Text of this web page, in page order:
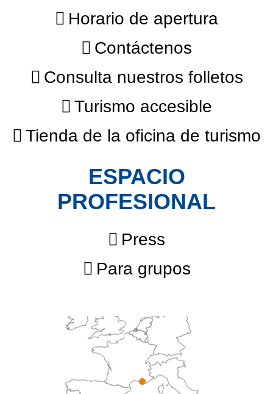
Horario de apertura
Contáctenos
Consulta nuestros folletos
Turismo accesible
Tienda de la oficina de turismo
ESPACIO
PROFESIONAL
Press
Para grupos